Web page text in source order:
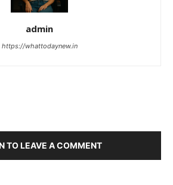
admin
https://whattodaynew.in
TO LEAVE A COMMENT